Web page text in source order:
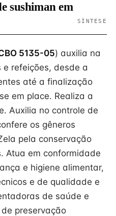
sushiman em
SÍNTESE
5135-05) auxilia na
refeições, desde a
até a finalização
em place. Realiza a
Auxilia no controle de
os gêneros
pela conservação
Atua em conformidade
e higiene alimentar,
e de qualidade e
de saúde e
preservação